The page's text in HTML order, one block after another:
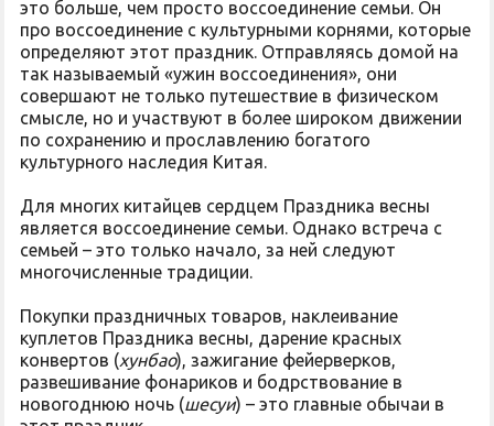
это больше, чем просто воссоединение семьи. Он
про воссоединение с культурными корнями, которые
определяют этот праздник. Отправляясь домой на
так называемый «ужин воссоединения», они
совершают не только путешествие в физическом
смысле, но и участвуют в более широком движении
по сохранению и прославлению богатого
культурного наследия Китая.
Для многих китайцев сердцем Праздника весны
является воссоединение семьи. Однако встреча с
семьей – это только начало, за ней следуют
многочисленные традиции.
Покупки праздничных товаров, наклеивание
куплетов Праздника весны, дарение красных
конвертов (хунбао), зажигание фейерверков,
развешивание фонариков и бодрствование в
новогоднюю ночь (шесуи) – это главные обычаи в